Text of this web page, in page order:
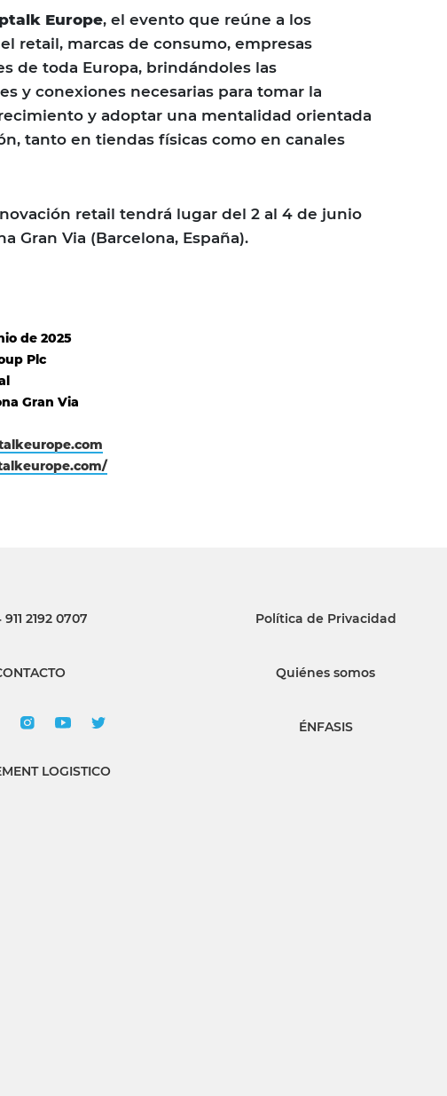
Europe, el evento que reúne a los
retail, marcas de consumo, empresas
de toda Europa, brindándoles las
y conexiones necesarias para tomar la
y adoptar una mentalidad orientada
tanto en tiendas físicas como en canales
retail tendrá lugar del 2 al 4 de junio
Gran Via (Barcelona, España).
de 2025
Plc
Gran Via
2192 0707
LOGISTICO
Política de Privacidad
Quiénes somos
ÉNFASIS